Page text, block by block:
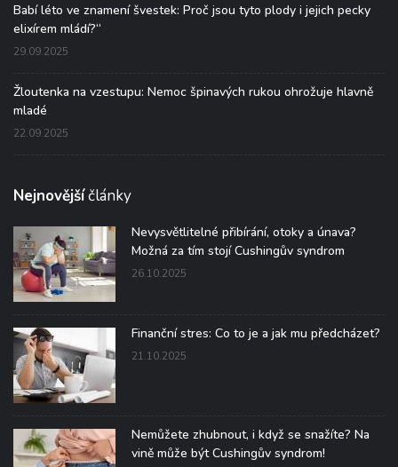
Babí léto ve znamení švestek: Proč jsou tyto plody i jejich pecky
elixírem mládí?“
29.09.2025
Žloutenka na vzestupu: Nemoc špinavých rukou ohrožuje hlavně
mladé
22.09.2025
Nejnovějšíčlánky
Nevysvětlitelné přibírání, otoky a únava?
Možná za tím stojí Cushingův syndrom
26.10.2025
Finanční stres: Co to je a jak mu předcházet?
21.10.2025
Nemůžete zhubnout, i když se snažíte? Na
vině může být Cushingův syndrom!